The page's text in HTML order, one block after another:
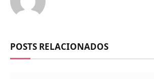
POSTS RELACIONADOS